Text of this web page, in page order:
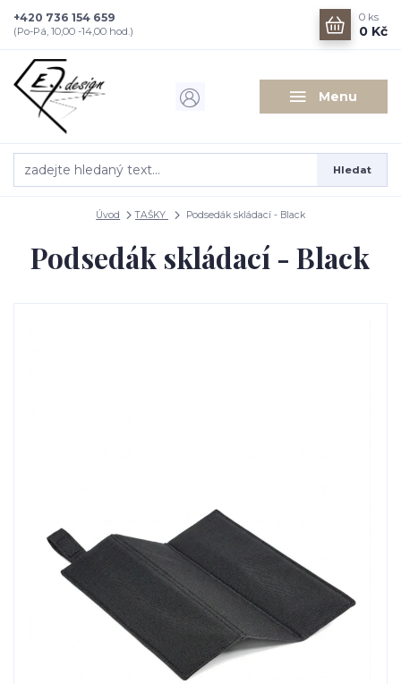
Menu
Hledat
+420 736 154 659
(Po-Pá, 10,00 -14,00 hod.)
0 ks
0 Kč
Úvod TAŠKY Podsedák skládací - Black
Podsedák skládací - Black